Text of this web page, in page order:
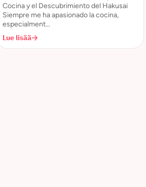
Cocina y el Descubrimiento del Hakusai
Siempre me ha apasionado la cocina,
especialment...
Lue lisää